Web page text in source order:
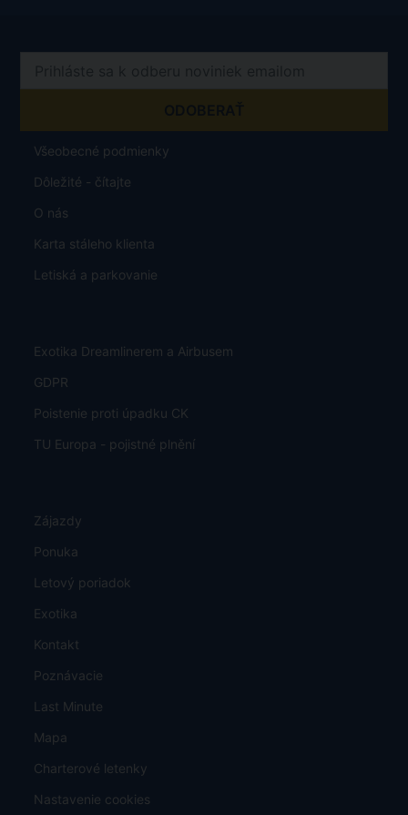
Všeobecné podmienky
Dôležité - čítajte
O nás
Karta stáleho klienta
Letiská a parkovanie
Exotika Dreamlinerem a Airbusem
GDPR
Poistenie proti úpadku CK
TU Europa - pojistné plnění
Zájazdy
Ponuka
Letový poriadok
Exotika
Kontakt
Poznávacie
Last Minute
Mapa
Charterové letenky
Nastavenie cookies